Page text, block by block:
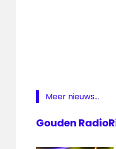
Meer nieuws...
Gouden